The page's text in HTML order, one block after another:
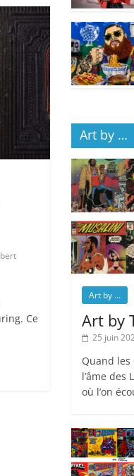
Ce
Art by …
Art by ...
Art by
25 juin
Quand
l’âme des
où l’on